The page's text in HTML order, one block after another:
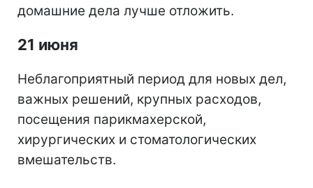
домашние дела лучше отложить.
21 июня
Неблагоприятный период для новых дел,
важных решений, крупных расходов,
посещения парикмахерской,
хирургических и стоматологических
вмешательств.